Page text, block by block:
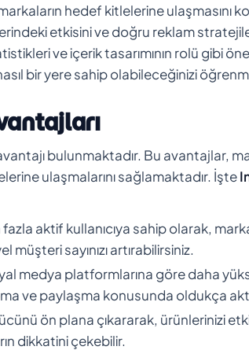
hedef kitlelerine ulaşmasını
etkisini ve doğru reklam
ve içerik tasarımının rolü gibi
bir yere sahip olabileceğinizi
bulunmaktadır. Bu avantajlar,
ulaşmalarını sağlamaktadır. İşte
aktif kullanıcıya sahip olarak,
sayınızı artırabilirsiniz.
medya platformlarına göre daha
ve paylaşma konusunda oldukça
ön plana çıkararak, ürünlerinizi
dikkatini çekebilir.